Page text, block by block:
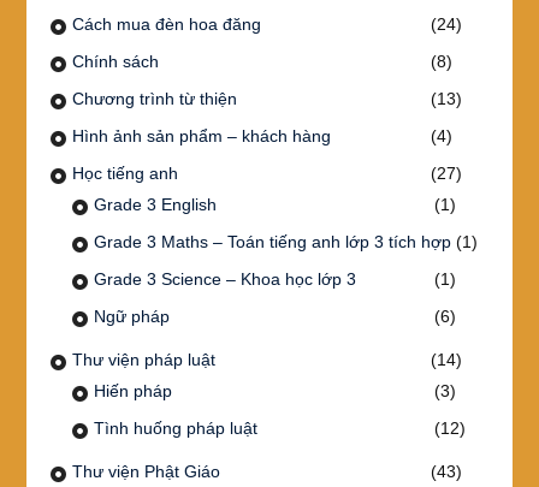
Cách mua đèn hoa đăng
(24)
Chính sách
(8)
Chương trình từ thiện
(13)
Hình ảnh sản phẩm – khách hàng
(4)
Học tiếng anh
(27)
Grade 3 English
(1)
Grade 3 Maths – Toán tiếng anh lớp 3 tích hợp(1)
Grade 3 Science – Khoa học lớp 3
(1)
Ngữ pháp
(6)
Thư viện pháp luật
(14)
Hiến pháp
(3)
Tình huống pháp luật
(12)
Thư viện Phật Giáo
(43)